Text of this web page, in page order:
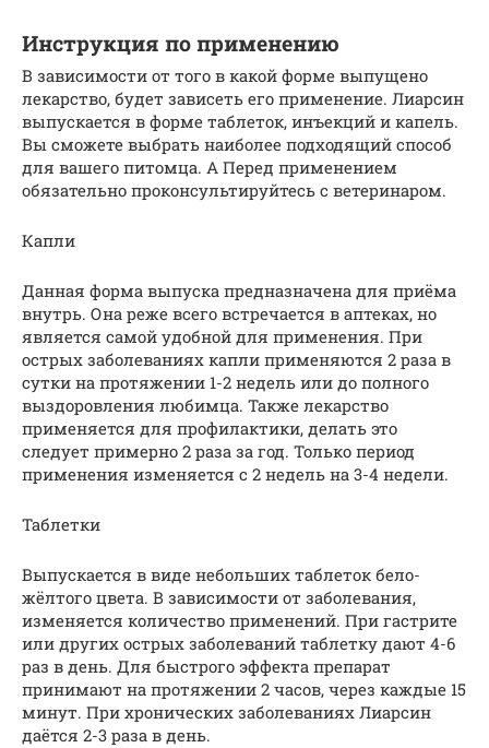
Инструкция по применению
В зависимости от того в какой форме выпущено
лекарство, будет зависеть его применение. Лиарсин
выпускается в форме таблеток, инъекций и капель.
Вы сможете выбрать наиболее подходящий способ
для вашего питомца. А Перед применением
обязательно проконсультируйтесь с ветеринаром.
Капли
Данная форма выпуска предназначена для приёма
внутрь. Она реже всего встречается в аптеках, но
является самой удобной для применения. При
острых заболеваниях капли применяются 2 раза в
сутки на протяжении 1-2 недель или до полного
выздоровления любимца. Также лекарство
применяется для профилактики, делать это
следует примерно 2 раза за год. Только период
применения изменяется с 2 недель на 3-4 недели.
Таблетки
Выпускается в виде небольших таблеток бело-
жёлтого цвета. В зависимости от заболевания,
изменяется количество применений. При гастрите
или других острых заболеваний таблетку дают 4-6
раз в день. Для быстрого эффекта препарат
принимают на протяжении 2 часов, через каждые 15
минут. При хронических заболеваниях Лиарсин
даётся 2-3 раза в день.